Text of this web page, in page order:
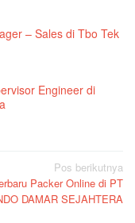
– Sales di Tbo Tek
Engineer di
Pos berikutnya
Packer Online di PT
DAMAR SEJAHTERA